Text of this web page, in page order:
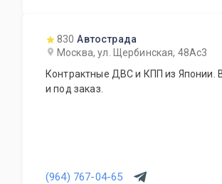
830 Автострада
Москва, ул. Щербинская, 48Ас3
Контрактные ДВС и КПП из Японии.
и под заказ.
(964) 767-04-65